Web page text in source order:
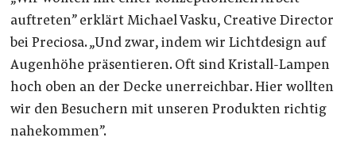
auftreten” erklärt Michael Vasku, Creative Director
bei Preciosa. „Und zwar, indem wir Lichtdesign auf
Augenhöhe präsentieren. Oft sind Kristall-Lampen
hoch oben an der Decke unerreichbar. Hier wollten
wir den Besuchern mit unseren Produkten richtig
nahekommen”.